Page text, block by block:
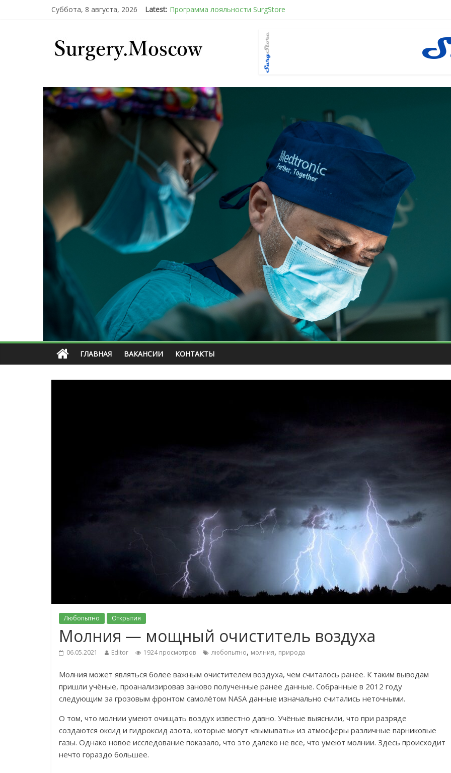
Суббота, 8 августа, 2026 Latest: Программа лояльности SurgStore
Послеоперационное восстановление после герниопластики
Барбированные нити в хирургии: принцип работы и преимущества технологии
Эротический конфликт по Юнгу
ГЛАВНАЯ ВАКАНСИИ КОНТАКТЫ
Любопытно Открытия
Молния — мощный очиститель воздуха
06.05.2021 Editor 1924 просмотров любопытно, молния, природа
Молния может являться более важным очистителем воздуха, чем считалось ранее. К таким выводам
пришли учёные, проанализировав заново полученные ранее данные. Собранные в 2012 году
следующим за грозовым фронтом самолётом NASA данные изначально считались неточными.
О том, что молнии умеют очищать воздух известно давно. Учёные выяснили, что при разряде
создаются оксид и гидроксид азота, которые могут «вымывать» из атмосферы различные парниковые
газы. Однако новое исследование показало, что это далеко не все, что умеют молнии. Здесь происходит
нечто гораздо большее.